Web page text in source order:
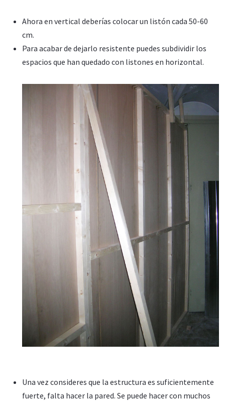
Ahora en vertical deberías colocar un listón cada 50-60
cm.
Para acabar de dejarlo resistente puedes subdividir los
espacios que han quedado con listones en horizontal.
Una vez consideres que la estructura es suficientemente
fuerte, falta hacer la pared. Se puede hacer con muchos